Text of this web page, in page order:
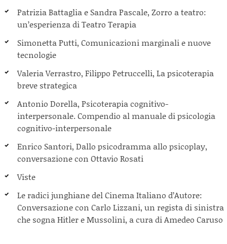
Patrizia Battaglia e Sandra Pascale, Zorro a teatro:
un’esperienza di Teatro Terapia
Simonetta Putti, Comunicazioni marginali e nuove
tecnologie
Valeria Verrastro, Filippo Petruccelli, La psicoterapia
breve strategica
Antonio Dorella, Psicoterapia cognitivo-
interpersonale. Compendio al manuale di psicologia
cognitivo-interpersonale
Enrico Santori, Dallo psicodramma allo psicoplay,
conversazione con Ottavio Rosati
Viste
Le radici junghiane del Cinema Italiano d’Autore:
Conversazione con Carlo Lizzani, un regista di sinistra
che sogna Hitler e Mussolini, a cura di Amedeo Caruso